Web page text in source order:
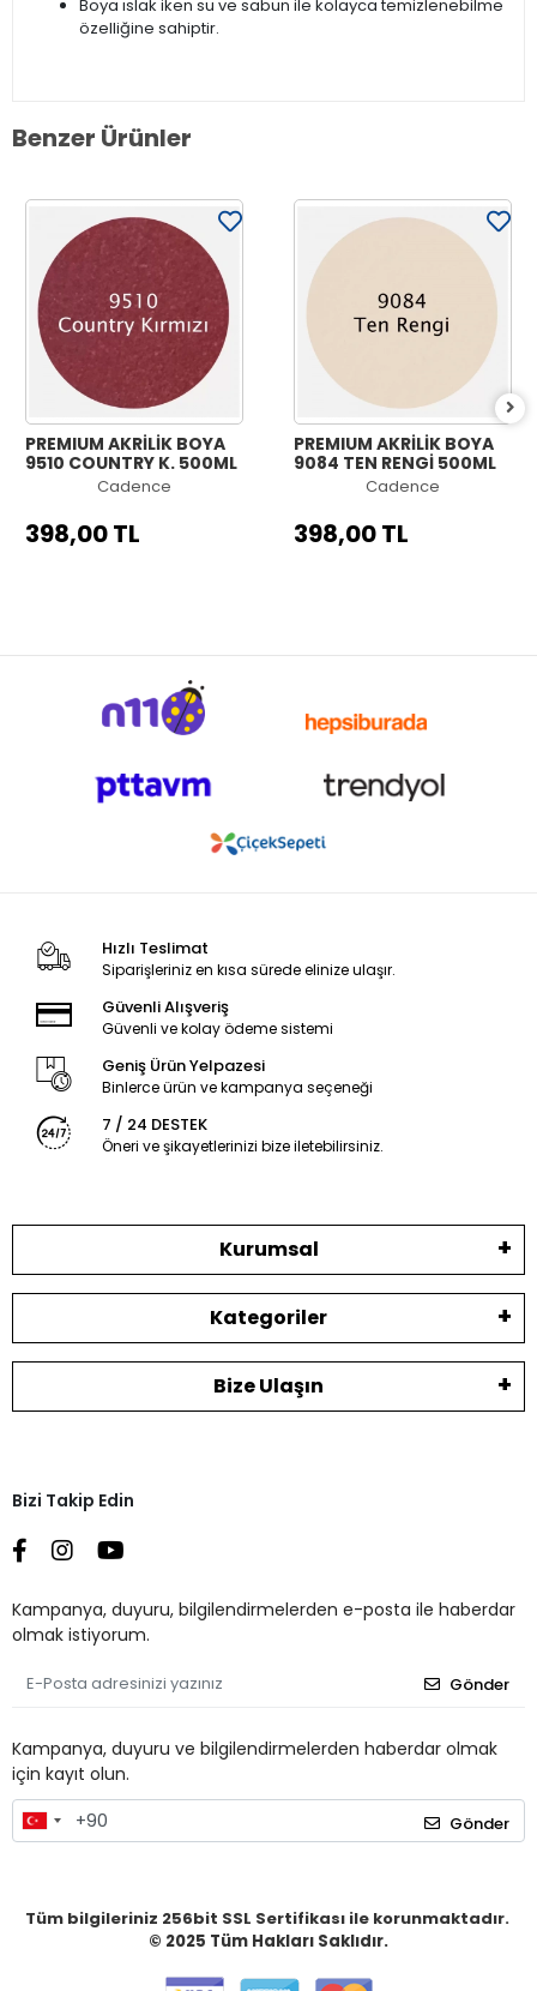
Boya ıslak iken su ve sabun ile kolayca temizlenebilme
özelliğine sahiptir.
Benzer Ürünler
PREMIUM AKRİLİK BOYA
9510 COUNTRY K. 500ML
Cadence
398,00 TL
PREMIUM AKRİLİK BOYA
9084 TEN RENGİ 500ML
Cadence
398,00 TL
Hızlı Teslimat
Siparişleriniz en kısa sürede elinize ulaşır.
Güvenli Alışveriş
Güvenli ve kolay ödeme sistemi
Geniş Ürün Yelpazesi
Binlerce ürün ve kampanya seçeneği
7 / 24 DESTEK
Öneri ve şikayetlerinizi bize iletebilirsiniz.
Kurumsal
Kategoriler
Bize Ulaşın
Bizi Takip Edin
Kampanya, duyuru, bilgilendirmelerden e-posta ile haberdar
olmak istiyorum.
Gönder
Kampanya, duyuru ve bilgilendirmelerden haberdar olmak
için kayıt olun.
Gönder
Tüm bilgileriniz 256bit SSL Sertifikası ile korunmaktadır.
© 2025 Tüm Hakları Saklıdır.